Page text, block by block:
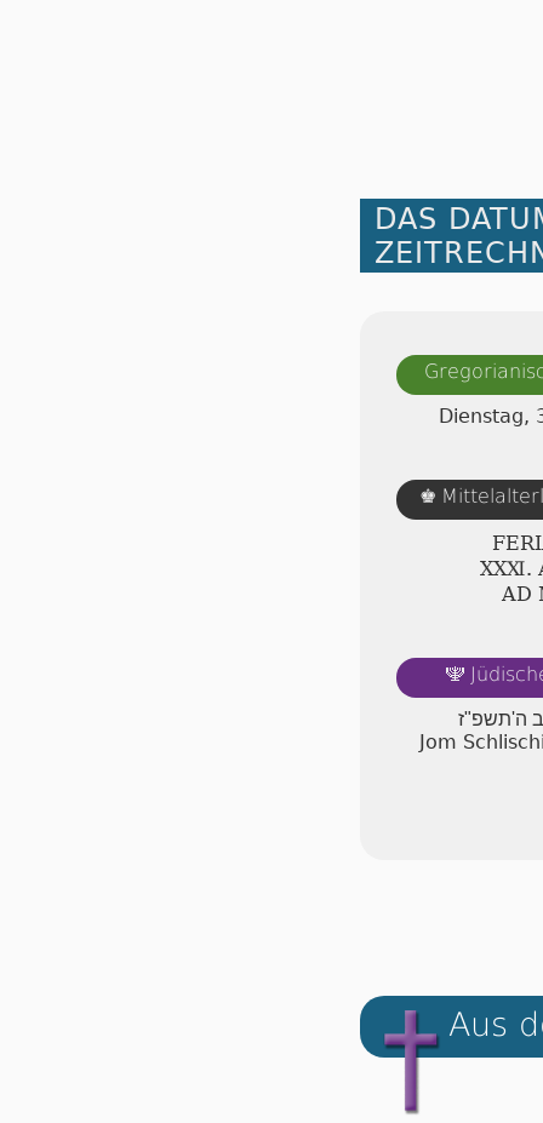
DAS
Dienstag,
♚
ⅩⅩⅪ.
🕎
ה'תשפ"ז
Jom
Aus